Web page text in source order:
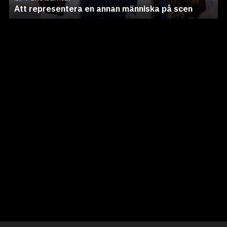
Att representera en annan människa på scen